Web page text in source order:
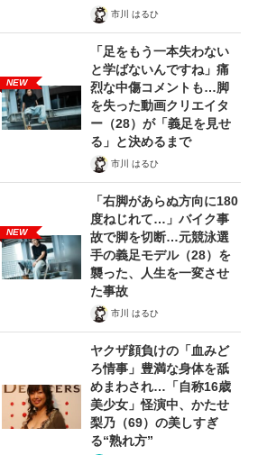
市川 はるひ
NEW
「足をもう一本失わない
と学ばないんですね」痛
烈な中傷コメントも…脚
を失った動画クリエイタ
ー（28）が「義足を見せ
る」と決めるまで
市川 はるひ
NEW
「右脚があらぬ方向に180
度ねじれて…」バイク事
故で脚を切断…元競泳選
手の義足モデル（28）を
襲った、人生を一変させ
た事故
市川 はるひ
ヤクザ顔負けの「血みど
ろ情事」豊満な身体を舐
めまわされ…「自称16歳
美少女」怪演中、かたせ
梨乃（69）の美しすぎ
る“熟れ方”